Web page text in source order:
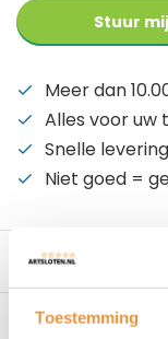
Toestemming
Stuur
Meer dan
Alles voor uw
Snelle levering
Niet goed =
Beschrijving
Reviews